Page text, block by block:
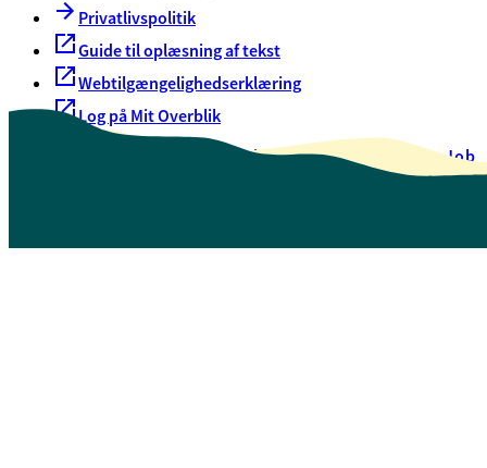
Privatlivspolitik
Guide til oplæsning af tekst
Webtilgængelighedserklæring
Log på Mit Overblik
Oversigt over selvbetjeningJob